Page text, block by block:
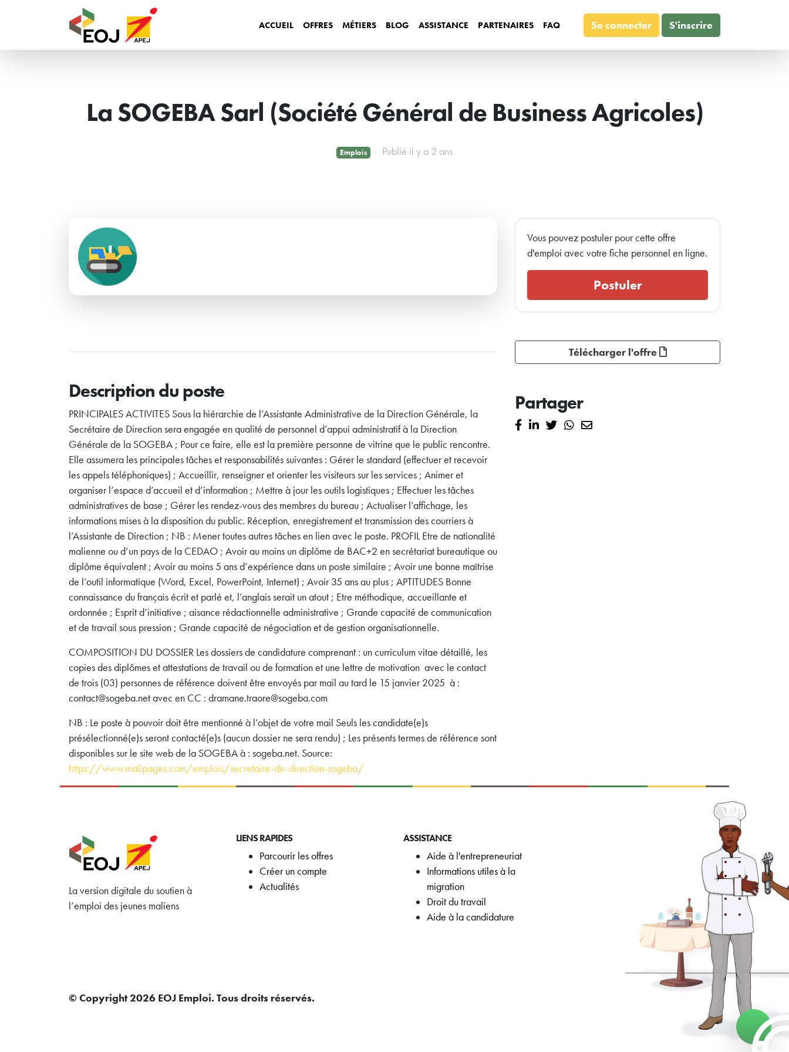
ACCUEIL OFFRES MÉTIERS BLOG ASSISTANCE PARTENAIRES FAQ Se connecter S'inscrire
La SOGEBA Sarl (Société Général de Business Agricoles)
Emplois Publié il y a 2 ans
Description du poste
PRINCIPALES ACTIVITES Sous la hiérarchie de l’Assistante Administrative de la Direction Générale, la
Secrétaire de Direction sera engagée en qualité de personnel d’appui administratif à la Direction
Générale de la SOGEBA ; Pour ce faire, elle est la première personne de vitrine que le public rencontre.
Elle assumera les principales tâches et responsabilités suivantes : Gérer le standard (effectuer et recevoir
les appels téléphoniques) ; Accueillir, renseigner et orienter les visiteurs sur les services ; Animer et
organiser l’espace d’accueil et d’information ; Mettre à jour les outils logistiques ; Effectuer les tâches
administratives de base ; Gérer les rendez-vous des membres du bureau ; Actualiser l’affichage, les
informations mises à la disposition du public. Réception, enregistrement et transmission des courriers à
l’Assistante de Direction ; NB : Mener toutes autres tâches en lien avec le poste. PROFIL Etre de nationalité
malienne ou d’un pays de la CEDAO ; Avoir au moins un diplôme de BAC+2 en secrétariat bureautique ou
diplôme équivalent ; Avoir au moins 5 ans d’expérience dans un poste similaire ; Avoir une bonne maîtrise
de l’outil informatique (Word, Excel, PowerPoint, Internet) ; Avoir 35 ans au plus ; APTITUDES Bonne
connaissance du français écrit et parlé et, l’anglais serait un atout ; Etre méthodique, accueillante et
ordonnée ; Esprit d’initiative ; aisance rédactionnelle administrative ; Grande capacité de communication
et de travail sous pression ; Grande capacité de négociation et de gestion organisationnelle.
COMPOSITION DU DOSSIER Les dossiers de candidature comprenant : un curriculum vitae détaillé, les
copies des diplômes et attestations de travail ou de formation et une lettre de motivation avec le contact
de trois (03) personnes de référence doivent être envoyés par mail au tard le 15 janvier 2025 à :
contact@sogeba.net avec en CC : dramane.traore@sogeba.com
NB : Le poste à pouvoir doit être mentionné à l’objet de votre mail Seuls les candidate(e)s
présélectionné(e)s seront contacté(e)s (aucun dossier ne sera rendu) ; Les présents termes de référence sont
disponibles sur le site web de la SOGEBA à : sogeba.net. Source:
https://www.malipages.com/emplois/secretaire-de-direction-sogeba/
Vous pouvez postuler pour cette offre
d'emploi avec votre fiche personnel en ligne.
Postuler
Télécharger l'offre
Partager
La version digitale du soutien à
l’emploi des jeunes maliens
LIENS RAPIDES
Parcourir les offres
Créer un compte
Actualités
ASSISTANCE
Aide à l'entrepreneuriat
Informations utiles à la
migration
Droit du travail
Aide à la candidature
© Copyright 2026 EOJ Emploi. Tous droits réservés.